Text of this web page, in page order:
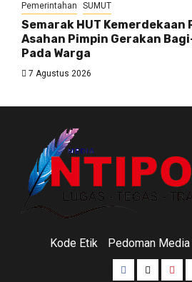
Pemerintahan SUMUT
Semarak HUT Kemerdekaan
Asahan Pimpin Gerakan
Pada Warga
7 Agustus 2026
Kode Etik Pedoman
Facebook
Twitter